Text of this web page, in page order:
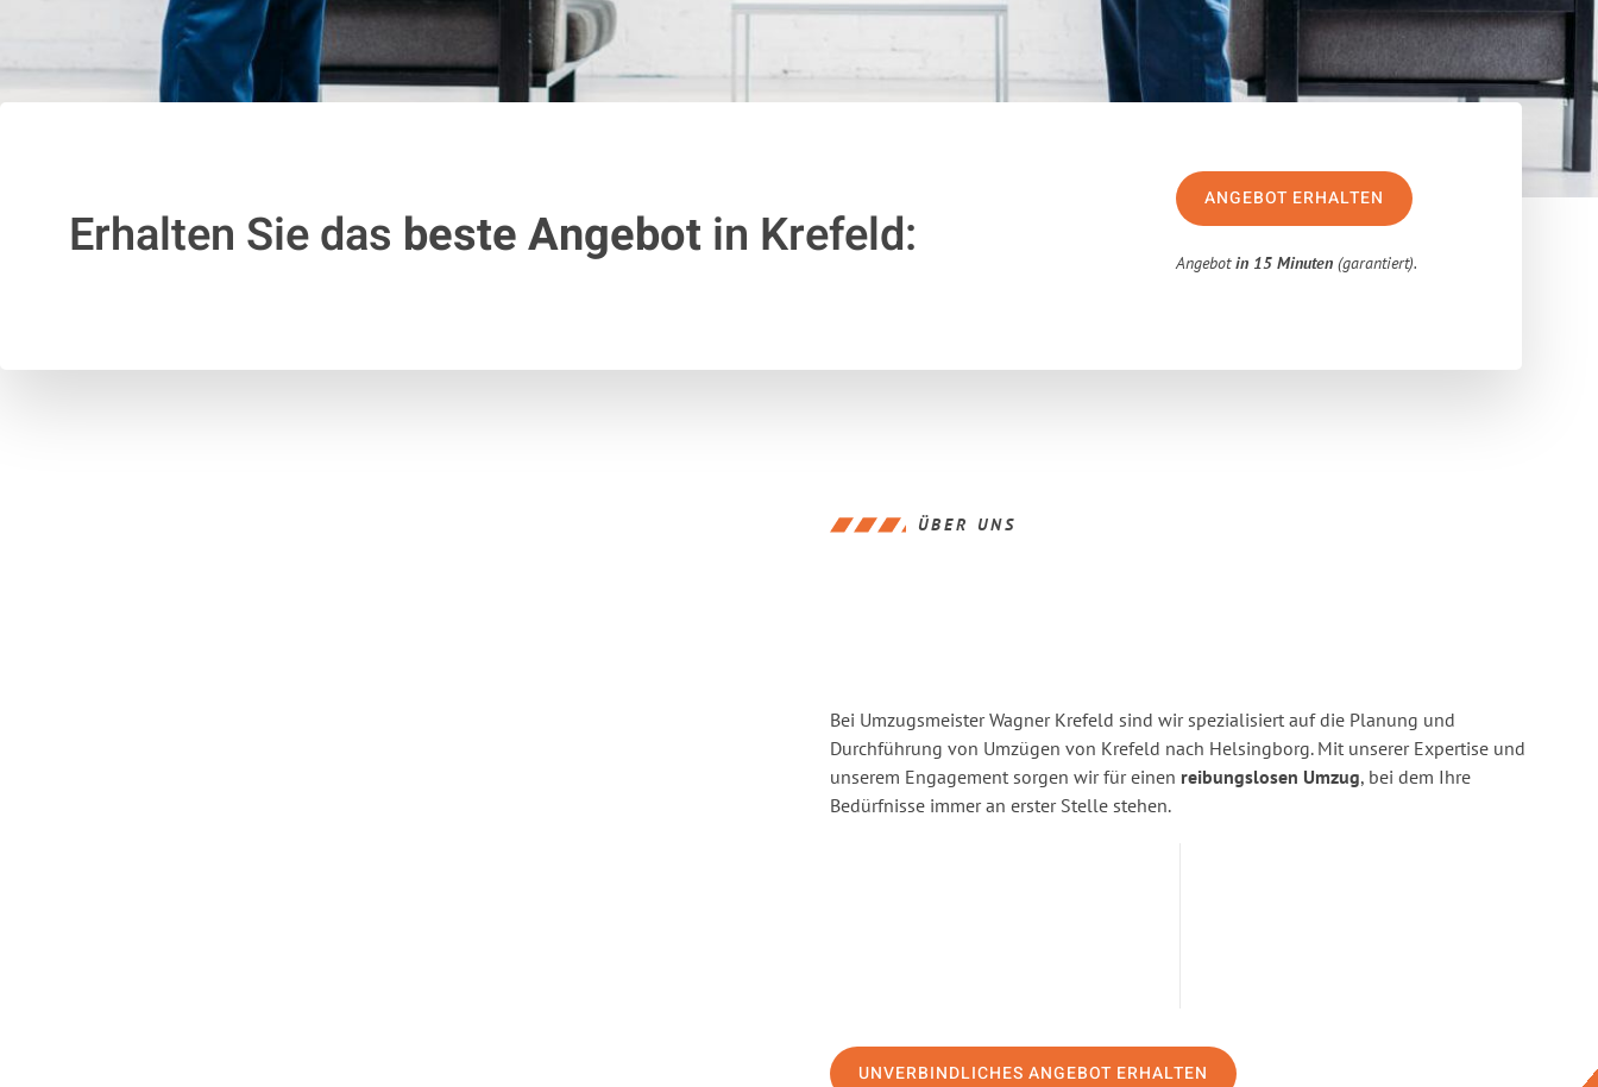
Erhalten Sie das beste Angebotin Krefeld:
ANGEBOT ERHALTEN
Angebotin 15 Minuten (garantiert).
ÜBER UNS
Bei Umzugsmeister Wagner Krefeld sind wir spezialisiert auf die Planung und
Durchführung von Umzügen von Krefeld nach Helsingborg. Mit unserer Expertise und
unserem Engagement sorgen wir für einen reibungslosen Umzug, bei dem Ihre
Bedürfnisse immer an erster Stelle stehen.
UNVERBINDLICHES ANGEBOT ERHALTEN